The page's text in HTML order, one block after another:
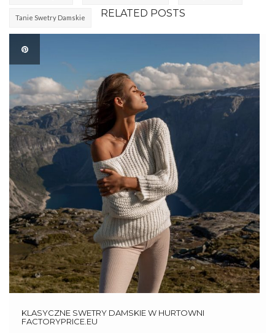
Tanie Swetry Damskie RELATED POSTS
KLASYCZNE SWETRY DAMSKIE W HURTOWNI
FACTORYPRICE.EU